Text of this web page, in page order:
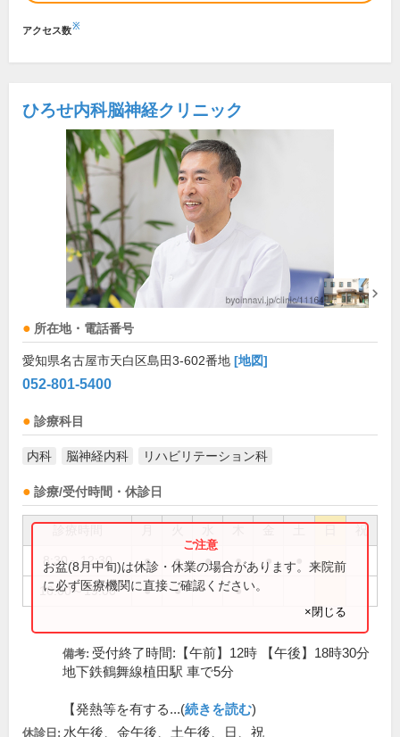
アクセス数※
ひろせ内科脳神経クリニック
所在地・電話番号
愛知県名古屋市天白区島田3-602番地 [地図]
052-801-5400
診療科目
内科 脳神経内科 リハビリテーション科
診療/受付時間・休診日
祝
8:30～12:30 ● ● ● ● ●
16:00～19:00 ● ● ●
お盆(8月中旬)は休診・休業の場合があります。来院前
に必ず医療機関に直接ご確認ください。
×閉じる
備考: 受付終了時間:【午前】12時 【午後】18時30分
地下鉄鶴舞線植田駅 車で5分
【発熱等を有する...(続きを読む)
休診日: 水午後、金午後、土午後、日、祝